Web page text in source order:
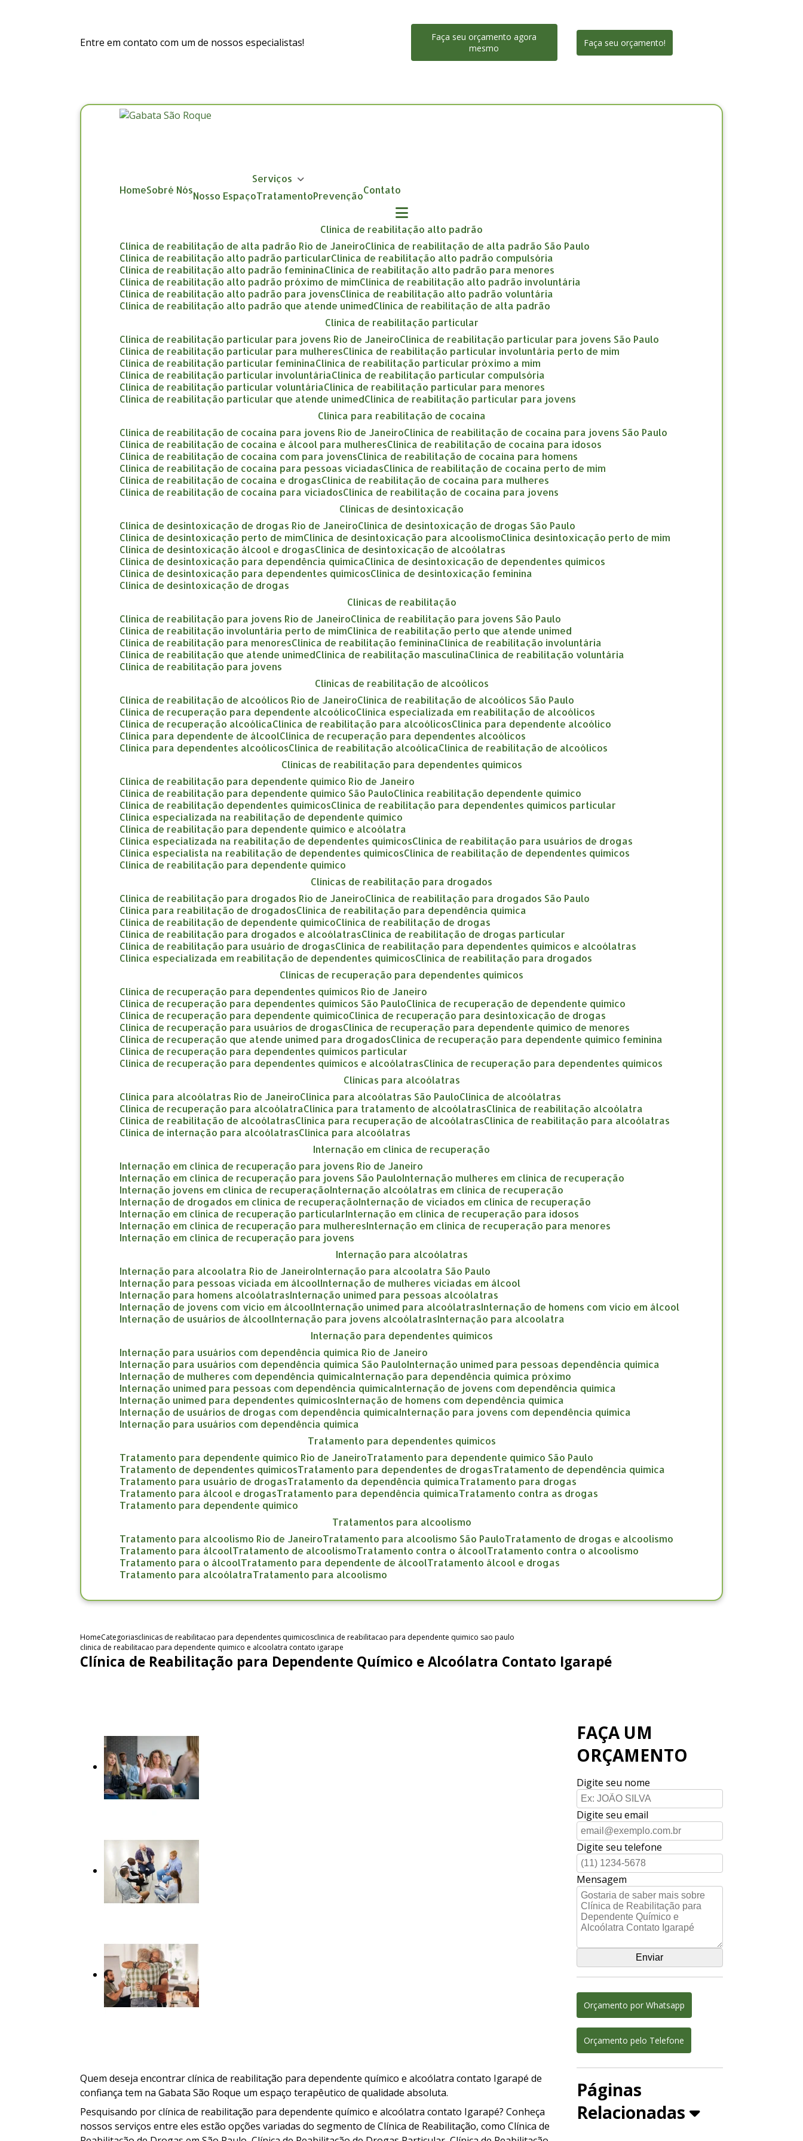
Entre em contato com um de nossos especialistas!
Faça seu orçamento agora
mesmo
Faça seu orçamento!
Home Sobré Nós
Serviços
Nosso Espaço
Tratamento Prevenção Contato
clínica de reabilitação alto padrão
clínica de reabilitação de alta padrão Rio de Janeiro clínica de reabilitação de alta padrão São Paulo
clínica de reabilitação alto padrão particular clínica de reabilitação alto padrão compulsória
clínica de reabilitação alto padrão feminina clínica de reabilitação alto padrão para menores
clínica de reabilitação alto padrão próximo de mim clínica de reabilitação alto padrão involuntária
clínica de reabilitação alto padrão para jovens clínica de reabilitação alto padrão voluntária
clínica de reabilitação alto padrão que atende unimed clínica de reabilitação de alta padrão
clínica de reabilitação particular
clínica de reabilitação particular para jovens Rio de Janeiro clínica de reabilitação particular para jovens São Paulo
clínica de reabilitação particular para mulheres clínica de reabilitação particular involuntária perto de mim
clínica de reabilitação particular feminina clínica de reabilitação particular próximo a mim
clínica de reabilitação particular involuntária clínica de reabilitação particular compulsória
clínica de reabilitação particular voluntária clínica de reabilitação particular para menores
clínica de reabilitação particular que atende unimed clínica de reabilitação particular para jovens
clínica para reabilitação de cocaína
clínica de reabilitação de cocaína para jovens Rio de Janeiro clínica de reabilitação de cocaína para jovens São Paulo
clínica de reabilitação de cocaína e álcool para mulheres clínica de reabilitação de cocaína para idosos
clínica de reabilitação de cocaína com para jovens clínica de reabilitação de cocaína para homens
clínica de reabilitação de cocaína para pessoas viciadas clínica de reabilitação de cocaína perto de mim
clínica de reabilitação de cocaína e drogas clínica de reabilitação de cocaína para mulheres
clínica de reabilitação de cocaína para viciados clínica de reabilitação de cocaína para jovens
clínicas de desintoxicação
clínica de desintoxicação de drogas Rio de Janeiro clínica de desintoxicação de drogas São Paulo
clínica de desintoxicação perto de mim clínica de desintoxicação para alcoolismo clínica desintoxicação perto de mim
clínica de desintoxicação álcool e drogas clínica de desintoxicação de alcoólatras
clínica de desintoxicação para dependência química clínica de desintoxicação de dependentes químicos
clínica de desintoxicação para dependentes químicos clínica de desintoxicação feminina
clínica de desintoxicação de drogas
clínicas de reabilitação
clínica de reabilitação para jovens Rio de Janeiro clínica de reabilitação para jovens São Paulo
clínica de reabilitação involuntária perto de mim clínica de reabilitação perto que atende unimed
clínica de reabilitação para menores clínica de reabilitação feminina clínica de reabilitação involuntária
clínica de reabilitação que atende unimed clínica de reabilitação masculina clínica de reabilitação voluntária
clínica de reabilitação para jovens
clínicas de reabilitação de alcoólicos
clínica de reabilitação de alcoólicos Rio de Janeiro clínica de reabilitação de alcoólicos São Paulo
clínica de recuperação para dependente alcoólico clínica especializada em reabilitação de alcoólicos
clínica de recuperação alcoólica clínica de reabilitação para alcoólicos clínica para dependente alcoólico
clínica para dependente de álcool clínica de recuperação para dependentes alcoólicos
clínica para dependentes alcoólicos clínica de reabilitação alcoólica clínica de reabilitação de alcoólicos
clínicas de reabilitação para dependentes químicos
clínica de reabilitação para dependente químico Rio de Janeiro
clínica de reabilitação para dependente químico São Paulo clínica reabilitação dependente químico
clínica de reabilitação dependentes químicos clínica de reabilitação para dependentes químicos particular
clínica especializada na reabilitação de dependente químico
clínica de reabilitação para dependente químico e alcoólatra
clínica especializada na reabilitação de dependentes químicos clínica de reabilitação para usuários de drogas
clínica especialista na reabilitação de dependentes químicos clínica de reabilitação de dependentes químicos
clínica de reabilitação para dependente químico
clínicas de reabilitação para drogados
clínica de reabilitação para drogados Rio de Janeiro clínica de reabilitação para drogados São Paulo
clínica para reabilitação de drogados clínica de reabilitação para dependência química
clínica de reabilitação de dependente químico clínica de reabilitação de drogas
clínica de reabilitação para drogados e alcoólatras clínica de reabilitação de drogas particular
clínica de reabilitação para usuário de drogas clínica de reabilitação para dependentes químicos e alcoólatras
clínica especializada em reabilitação de dependentes químicos clínica de reabilitação para drogados
clínicas de recuperação para dependentes químicos
clínica de recuperação para dependentes químicos Rio de Janeiro
clínica de recuperação para dependentes químicos São Paulo clínica de recuperação de dependente químico
clínica de recuperação para dependente químico clínica de recuperação para desintoxicação de drogas
clínica de recuperação para usuários de drogas clínica de recuperação para dependente químico de menores
clínica de recuperação que atende unimed para drogados clínica de recuperação para dependente químico feminina
clínica de recuperação para dependentes químicos particular
clínica de recuperação para dependentes químicos e alcoólatras clínica de recuperação para dependentes químicos
clínicas para alcoólatras
clínica para alcoólatras Rio de Janeiro clínica para alcoólatras São Paulo clínica de alcoólatras
clínica de recuperação para alcoólatra clínica para tratamento de alcoólatras clínica de reabilitação alcoólatra
clínica de reabilitação de alcoólatras clínica para recuperação de alcoólatras clínica de reabilitação para alcoólatras
clínica de internação para alcoólatras clínica para alcoólatras
internação em clínica de recuperação
internação em clínica de recuperação para jovens Rio de Janeiro
internação em clínica de recuperação para jovens São Paulo internação mulheres em clínica de recuperação
internação jovens em clínica de recuperação internação alcoólatras em clínica de recuperação
internação de drogados em clínica de recuperação internação de viciados em clínica de recuperação
internação em clínica de recuperação particular internação em clínica de recuperação para idosos
internação em clínica de recuperação para mulheres internação em clínica de recuperação para menores
internação em clínica de recuperação para jovens
internação para alcoólatras
internação para alcoolatra Rio de Janeiro internação para alcoolatra São Paulo
internação para pessoas viciada em álcool internação de mulheres viciadas em álcool
internação para homens alcoólatras internação unimed para pessoas alcoólatras
internação de jovens com vício em álcool internação unimed para alcoólatras internação de homens com vício em álcool
internação de usuários de álcool internação para jovens alcoólatras internação para alcoolatra
internação para dependentes químicos
internação para usuários com dependência química Rio de Janeiro
internação para usuários com dependência química São Paulo internação unimed para pessoas dependência química
internação de mulheres com dependência química internação para dependência química próximo
internação unimed para pessoas com dependência química internação de jovens com dependência química
internação unimed para dependentes químicos internação de homens com dependência química
internação de usuários de drogas com dependência química internação para jovens com dependência química
internação para usuários com dependência química
tratamento para dependentes químicos
tratamento para dependente químico Rio de Janeiro
tratamento para dependente químico São Paulo
tratamento de dependentes químicos
tratamento para dependentes de drogas
tratamento de dependência química
tratamento para usuário de drogas
tratamento da dependência química
tratamento para drogas
tratamento para álcool e drogas
tratamento para dependência química
tratamento contra as drogas
tratamento para dependente químico
tratamentos para alcoolismo
tratamento para alcoolismo Rio de Janeiro
tratamento para alcoolismo São Paulo
tratamento de drogas e alcoolismo
tratamento para álcool tratamento de alcoolismo tratamento contra o álcool tratamento contra o alcoolismo
tratamento para o álcool tratamento para dependente de álcool tratamento álcool e drogas
tratamento para alcoólatra
tratamento para alcoolismo
HomeCategoriasclinicas de reabilitacao para dependentes quimicosclinica de reabilitacao para dependente quimico sao paulo
clinica de reabilitacao para dependente quimico e alcoolatra contato igarape
Clínica de Reabilitação para Dependente Químico e Alcoólatra Contato Igarapé
Quem deseja encontrar clínica de reabilitação para dependente químico e alcoólatra contato Igarapé de
confiança tem na Gabata São Roque um espaço terapêutico de qualidade absoluta.
Pesquisando por clínica de reabilitação para dependente químico e alcoólatra contato Igarapé? Conheça
nossos serviços entre eles estão opções variadas do segmento de Clínica de Reabilitação, como Clínica de
FAÇA UM
ORÇAMENTO
Digite seu nome
Digite seu email
Digite seu telefone
Mensagem
Orçamento por Whatsapp
Orçamento pelo Telefone
Páginas
Relacionadas